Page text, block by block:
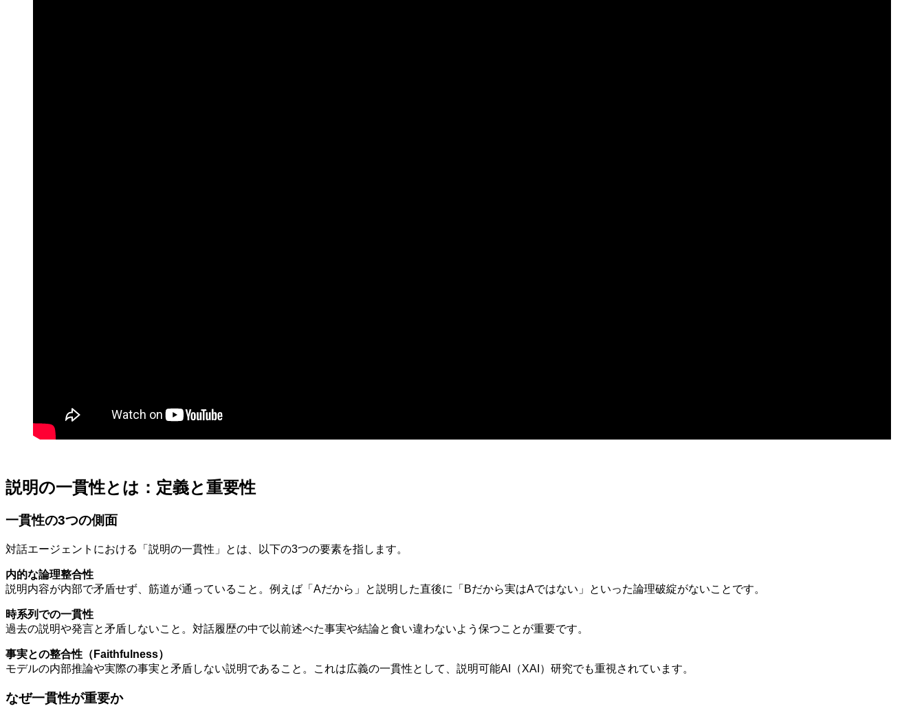
説明の一貫性とは：定義と重要性
一貫性の3つの側面
対話エージェントにおける「説明の一貫性」とは、以下の3つの要素を指します。
内的な論理整合性
説明内容が内部で矛盾せず、筋道が通っていること。例えば「Aだから」と説明した直後に「Bだから実はAではない」といった論理破綻がないことです。
時系列での一貫性
過去の説明や発言と矛盾しないこと。対話履歴の中で以前述べた事実や結論と食い違わないよう保つことが重要です。
事実との整合性（Faithfulness）
モデルの内部推論や実際の事実と矛盾しない説明であること。これは広義の一貫性として、説明可能AI（XAI）研究でも重視されています。
なぜ一貫性が重要か